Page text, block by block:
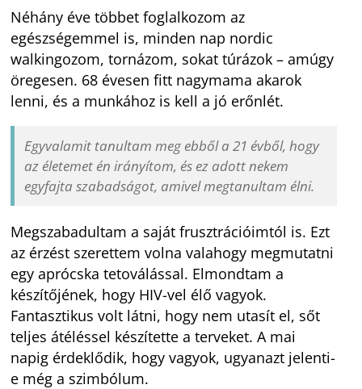
Néhány éve többet foglalkozom az
egészségemmel is, minden nap nordic
walkingozom, tornázom, sokat túrázok – amúgy
öregesen. 68 évesen fitt nagymama akarok
lenni, és a munkához is kell a jó erőnlét.
Egyvalamit tanultam meg ebből a 21 évből, hogy
az életemet én irányítom, és ez adott nekem
egyfajta szabadságot, amivel megtanultam élni.
Megszabadultam a saját frusztrációimtól is. Ezt
az érzést szerettem volna valahogy megmutatni
egy aprócska tetoválással. Elmondtam a
készítőjének, hogy HIV-vel élő vagyok.
Fantasztikus volt látni, hogy nem utasít el, sőt
teljes átéléssel készítette a terveket. A mai
napig érdeklődik, hogy vagyok, ugyanazt jelenti-
e még a szimbólum.